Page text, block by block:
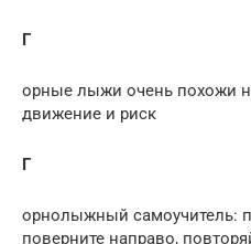
Г
орные лыжи очень похожи
движение и риск
Г
орнолыжный самоучитель:
поверните направо,